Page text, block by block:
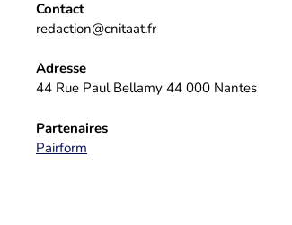
Contact
redaction@cnitaat.fr
Adresse
44 Rue Paul Bellamy 44 000 Nantes
Partenaires
Pairform